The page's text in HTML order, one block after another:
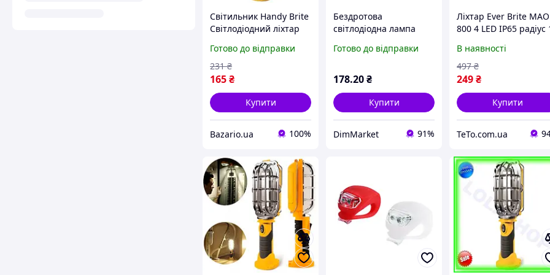
Світильник Handy Brite
Світлодіодний ліхтар
Готово до відправки
165₴
231 ₴
Купити
Bazario.ua 100%
Бездротова
світлодіодна лампа
ліхтар із магнітною
Готово до відправки
178.20₴
Купити
DimMarket 91%
Ліхтар Ever Brite MAO
800 4 LED IP65 радіус
В наявності
249₴
497 ₴
Купити
TeTo.com.ua